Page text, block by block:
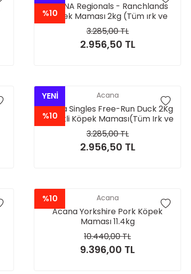
%10
ACANA Regionals - Ranchlands
Köpek Maması 2kg (Tüm ırk ve
yaşam evreleri için)
3.285,00 TL
2.956,50 TL
YENİ
%10
Acana
Acana Singles Free-Run Duck 2Kg
Ördekli Köpek Maması(Tüm Irk ve
Yaşam Evreleri İçin)
3.285,00 TL
2.956,50 TL
%10 Acana
Acana Yorkshire Pork Köpek
Maması 11.4kg
10.440,00 TL
9.396,00 TL